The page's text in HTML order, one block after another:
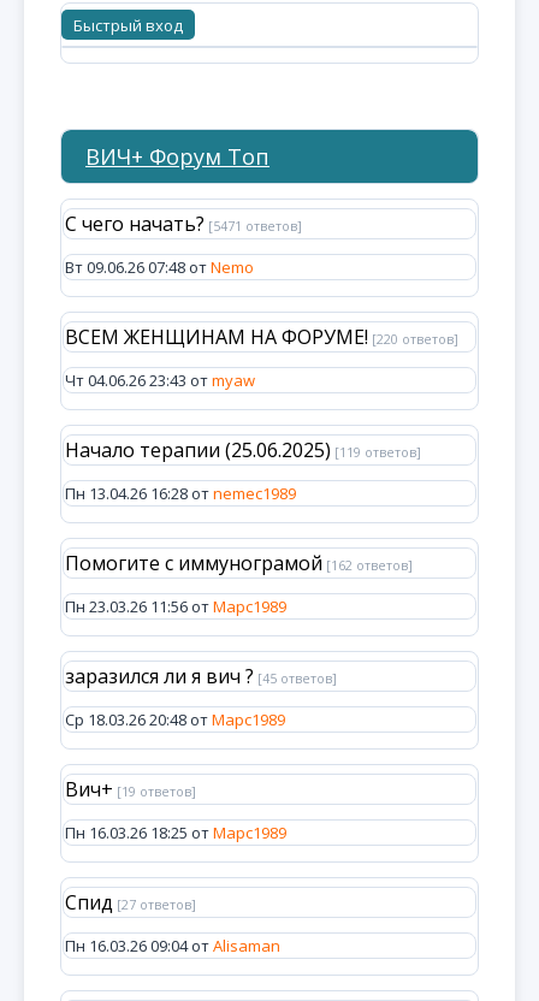
ВИЧ+ Форум Топ
С чего начать? [5471 ответов]
Вт 09.06.26 07:48 отNemo
ВСЕМ ЖЕНЩИНАМ НА ФОРУМЕ! [220 ответов]
Чт 04.06.26 23:43 отmyaw
Начало терапии (25.06.2025) [119 ответов]
Пн 13.04.26 16:28 отnemec1989
Помогите с иммунограмой [162 ответов]
Пн 23.03.26 11:56 отМарс1989
заразился ли я вич ? [45 ответов]
Ср 18.03.26 20:48 отМарс1989
Вич+ [19 ответов]
Пн 16.03.26 18:25 отМарс1989
Спид [27 ответов]
Пн 16.03.26 09:04 отAlisaman